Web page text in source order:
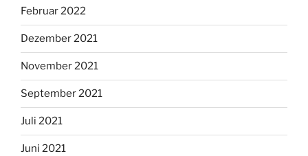
Februar 2022
Dezember 2021
November 2021
September 2021
Juli 2021
Juni 2021